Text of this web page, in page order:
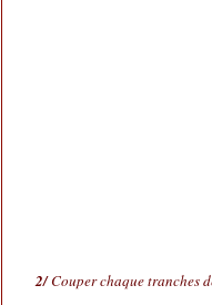
2/Couper chaque tranches